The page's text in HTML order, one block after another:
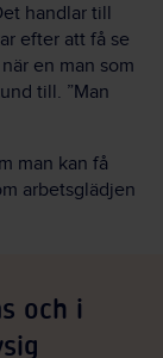
handlar till
efter att få se
en man som
till. ”Man
man kan få
arbetsglädjen
och i